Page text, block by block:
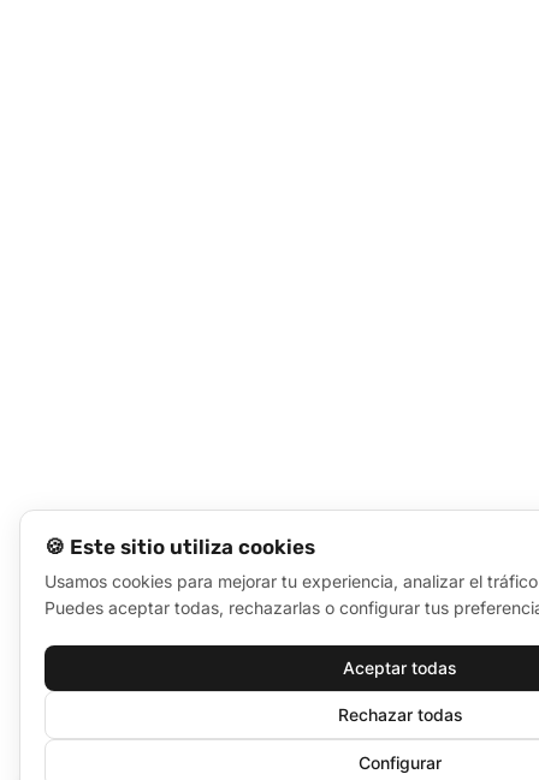
🍪 Este sitio utiliza cookies
Usamos cookies para mejorar tu experiencia, analizar el
Puedes aceptar todas, rechazarlas o configurar tus
Aceptar todas
Rechazar todas
Configurar